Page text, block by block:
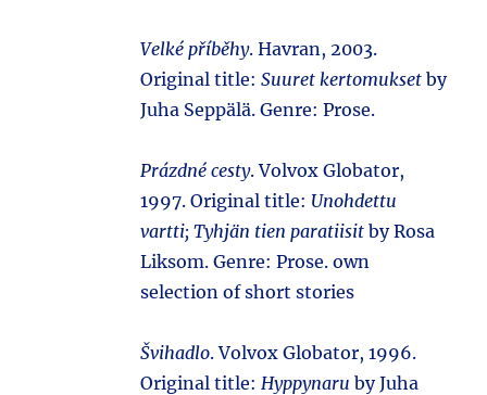
Velké příběhy. Havran, 2003.
Original title:Suuret kertomukset by
Juha Seppälä. Genre: Prose.
Prázdné cesty. Volvox Globator,
1997. Original title: Unohdettu
vartti; Tyhjän tien paratiisit by Rosa
Liksom. Genre: Prose. own
selection of short stories
Švihadlo. Volvox Globator, 1996.
Original title:Hyppynaru by Juha